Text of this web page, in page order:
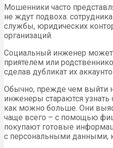
Мошенники часто
не ждут подвоха:
службы, юридических
организаций.
Социальный инженер
приятелем или
сделав дубликат их
Обычно, прежде чем выйти
инженеры стараются
как можно больше. Они
чаще всего – с помощью
покупают готовые
с персональными данными,